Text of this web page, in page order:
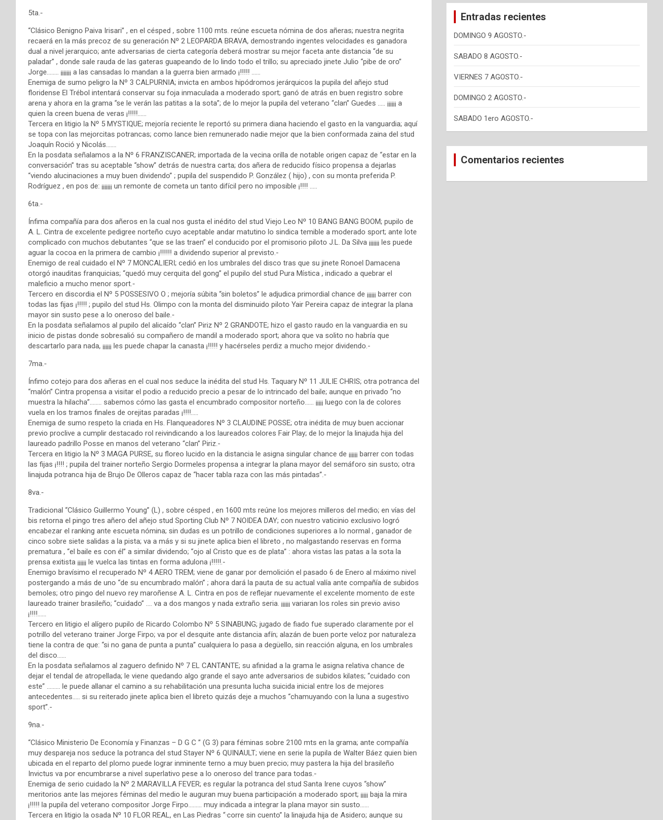
5ta.-
“Clásico Benigno Paiva Irisari” , en el césped , sobre 1100 mts. reúne escueta nómina de dos añeras; nuestra negrita
recaerá en la más precoz de su generación Nº 2 LEOPARDA BRAVA, demostrando ingentes velocidades es ganadora
dual a nivel jerarquico; ante adversarias de cierta categoría deberá mostrar su mejor faceta ante distancia “de su
paladar” , donde sale rauda de las gateras guapeando de lo lindo todo el trillo; su apreciado jinete Julio “pibe de oro”
Jorge…….. ¡¡¡¡¡¡¡ a las cansadas lo mandan a la guerra bien armado ¡!!!!! ……
Enemiga de sumo peligro la Nº 3 CALPURNIA; invicta en ambos hipódromos jerárquicos la pupila del añejo stud
floridense El Trébol intentará conservar su foja inmaculada a moderado sport; ganó de atrás en buen registro sobre
arena y ahora en la grama “se le verán las patitas a la sota”; de lo mejor la pupila del veterano “clan” Guedes ….. ¡¡¡¡¡¡ a
quien la creen buena de veras ¡!!!!!……
Tercera en litigio la Nº 5 MYSTIQUE; mejoría reciente le reportó su primera diana haciendo el gasto en la vanguardia; aquí
se topa con las mejorcitas potrancas; como lance bien remunerado nadie mejor que la bien conformada zaina del stud
Joaquín Roció y Nicolás…….
En la posdata señalamos a la Nº 6 FRANZISCANER; importada de la vecina orilla de notable origen capaz de “estar en la
conversación” tras su aceptable “show” detrás de nuestra carta; dos añera de reducido físico propensa a dejarlas
“viendo alucinaciones a muy buen dividendo” ; pupila del suspendido P. González ( hijo) , con su monta preferida P.
Rodríguez , en pos de: ¡¡¡¡¡¡¡ un remonte de cometa un tanto difícil pero no imposible ¡!!!! …..
6ta.-
Ínfima compañía para dos añeros en la cual nos gusta el inédito del stud Viejo Leo Nº 10 BANG BANG BOOM; pupilo de
A. L. Cintra de excelente pedigree norteño cuyo aceptable andar matutino lo sindica temible a moderado sport; ante lote
complicado con muchos debutantes “que se las traen” el conducido por el promisorio piloto J.L. Da Silva ¡¡¡¡¡¡¡ les puede
aguar la cocoa en la primera de cambio ¡!!!!!! a dividendo superior al previsto.-
Enemigo de real cuidado el Nº 7 MONCALIERI; cedió en los umbrales del disco tras que su jinete Ronoel Damacena
otorgó inauditas franquicias; “quedó muy cerquita del gong” el pupilo del stud Pura Mística , indicado a quebrar el
maleficio a mucho menor sport.-
Tercero en discordia el Nº 5 POSSESIVO O ; mejoría súbita “sin boletos” le adjudica primordial chance de ¡¡¡¡¡¡ barrer con
todas las fijas ¡!!!!! ; pupilo del stud Hs. Olimpo con la monta del disminuido piloto Yair Pereira capaz de integrar la plana
mayor sin susto pese a lo oneroso del baile.-
En la posdata señalamos al pupilo del alicaído “clan” Piriz Nº 2 GRANDOTE; hizo el gasto raudo en la vanguardia en su
inicio de pistas donde sobresalió su compañero de mandil a moderado sport; ahora que va solito no habría que
descartarlo para nada, ¡¡¡¡¡¡ les puede chapar la canasta ¡!!!!! y hacérseles perdiz a mucho mejor dividendo.-
7ma.-
Ínfimo cotejo para dos añeras en el cual nos seduce la inédita del stud Hs. Taquary Nº 11 JULIE CHRIS; otra potranca del
“malón” Cintra propensa a visitar el podio a reducido precio a pesar de lo intrincado del baile; aunque en privado “no
muestra la hilacha”…….. sabemos cómo las gasta el encumbrado compositor norteño…… ¡¡¡¡¡ luego con la de colores
vuela en los tramos finales de orejitas paradas ¡!!!!…..
Enemiga de sumo respeto la criada en Hs. Flanqueadores Nº 3 CLAUDINE POSSE; otra inédita de muy buen accionar
previo proclive a cumplir destacado rol reivindicando a los laureados colores Fair Play; de lo mejor la linajuda hija del
laureado padrillo Posse en manos del veterano “clan” Piriz.-
Tercera en litigio la Nº 3 MAGA PURSE, su floreo lucido en la distancia le asigna singular chance de ¡¡¡¡¡¡ barrer con todas
las fijas ¡!!!! ; pupila del trainer norteño Sergio Dormeles propensa a integrar la plana mayor del semáforo sin susto; otra
linajuda potranca hija de Brujo De Olleros capaz de “hacer tabla raza con las más pintadas”.-
8va.-
Tradicional “Clásico Guillermo Young” (L) , sobre césped , en 1600 mts reúne los mejores milleros del medio; en vías del
bis retorna el pingo tres añero del añejo stud Sporting Club Nº 7 NOIDEA DAY; con nuestro vaticinio exclusivo logró
encabezar el ranking ante escueta nómina; sin dudas es un potrillo de condiciones superiores a lo normal , ganador de
cinco sobre siete salidas a la pista; va a más y si su jinete aplica bien el libreto , no malgastando reservas en forma
prematura , “el baile es con él” a similar dividendo; “ojo al Cristo que es de plata” : ahora vistas las patas a la sota la
prensa exitista ¡¡¡¡¡¡ le vuelca las tintas en forma adulona ¡!!!!!.-
Enemigo bravísimo el recuperado Nº 4 AERO TREM; viene de ganar por demolición el pasado 6 de Enero al máximo nivel
postergando a más de uno “de su encumbrado malón” ; ahora dará la pauta de su actual valía ante compañía de subidos
bemoles; otro pingo del nuevo rey maroñense A. L. Cintra en pos de reflejar nuevamente el excelente momento de este
laureado trainer brasileño; “cuidado” …. va a dos mangos y nada extraño seria. ¡¡¡¡¡¡ variaran los roles sin previo aviso
¡!!!!……
Tercero en litigio el alígero pupilo de Ricardo Colombo Nº 5 SINABUNG; jugado de fiado fue superado claramente por el
potrillo del veterano trainer Jorge Firpo; va por el desquite ante distancia afín; alazán de buen porte veloz por naturaleza
tiene la contra de que: “si no gana de punta a punta” cualquiera lo pasa a degüello, sin reacción alguna, en los umbrales
del disco……
En la posdata señalamos al zaguero definido Nº 7 EL CANTANTE; su afinidad a la grama le asigna relativa chance de
dejar el tendal de atropellada; le viene quedando algo grande el sayo ante adversarios de subidos kilates; “cuidado con
este” ……… le puede allanar el camino a su rehabilitación una presunta lucha suicida inicial entre los de mejores
antecedentes….. si su reiterado jinete aplica bien el libreto quizás deje a muchos “chamuyando con la luna a sugestivo
sport”.-
9na.-
“Clásico Ministerio De Economía y Finanzas – D G C ” (G 3) para féminas sobre 2100 mts en la grama; ante compañía
muy despareja nos seduce la potranca del stud Stayer Nº 6 QUINAULT; viene en serie la pupila de Walter Báez quien bien
ubicada en el reparto del plomo puede lograr inminente terno a muy buen precio; muy pastera la hija del brasileño
Invictus va por encumbrarse a nivel superlativo pese a lo oneroso del trance para todas.-
Enemiga de serio cuidado la Nº 2 MARAVILLA FEVER; es regular la potranca del stud Santa Irene cuyos “show”
meritorios ante las mejores féminas del medio le auguran muy buena participación a moderado sport; ¡¡¡¡¡ baja la mira
¡!!!!! la pupila del veterano compositor Jorge Firpo……… muy indicada a integrar la plana mayor sin susto……
Tercera en litigio la osada Nº 10 FLOR REAL, en Las Piedras “·corre sin cuento” la linajuda hija de Asidero; aunque su
c
Entradas recientes
DOMINGO 9 AGOSTO.-
SABADO 8 AGOSTO.-
VIERNES 7 AGOSTO.-
DOMINGO 2 AGOSTO.-
SABADO 1ero AGOSTO.-
Comentarios recientes